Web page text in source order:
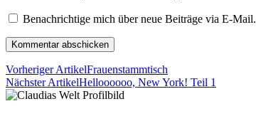
Benachrichtige mich über neue Beiträge via E-Mail.
Vorheriger ArtikelFrauenstammtisch
Nächster ArtikelHelloooooo, New York! Teil 1